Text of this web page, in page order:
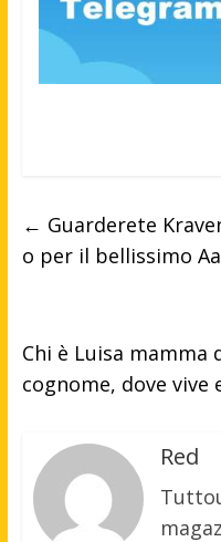
← Guarderete
o per il bellissimo
Chi è Luisa mamma
cognome, dove vive
Red